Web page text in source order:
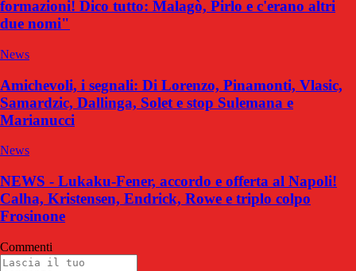
formazioni! Dico tutto: Malagò, Pirlo e c'erano altri
due nomi"
News
Amichevoli, i segnali: Di Lorenzo, Pinamonti, Vlasic,
Samardzic, Dallinga, Solet e stop Sulemana e
Marianucci
News
NEWS - Lukaku-Fener, accordo e offerta al Napoli!
Calha, Kristensen, Endrick, Rowe e triplo colpo
Frosinone
Commenti